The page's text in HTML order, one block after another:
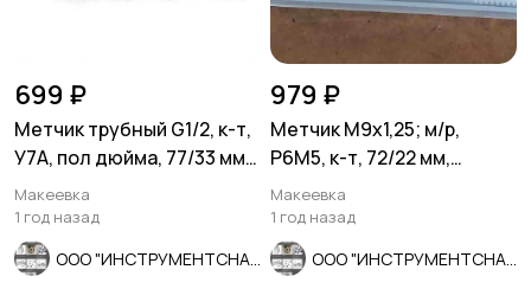
699 ₽
Метчик трубный G1/2, к-т,
У7А, пол дюйма, 77/33 мм,
СССР
Макеевка
1 год назад
979 ₽
Метчик М9х1,25; м/р,
Р6М5, к-т, 72/22 мм,
основной шаг, ГОСТ 3266-
81.
Макеевка
1 год назад